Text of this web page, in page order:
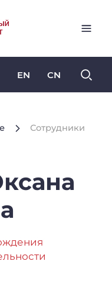
EN CN
Сотрудники